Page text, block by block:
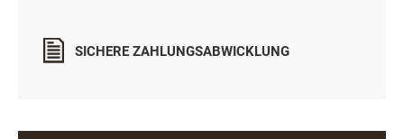
SICHERE ZAHLUNGSABWICKLUNG